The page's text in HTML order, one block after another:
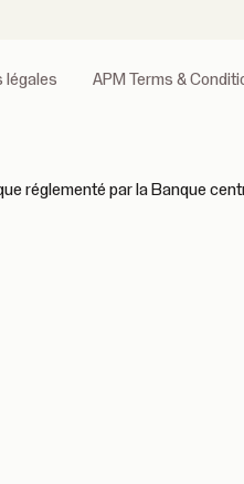
légales APM Terms &
réglementé par la Banque